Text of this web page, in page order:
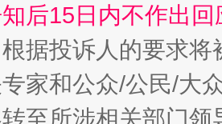
后15日内不作出
根据投诉人的要求将
家和公众/公民/大
至所涉相关部门